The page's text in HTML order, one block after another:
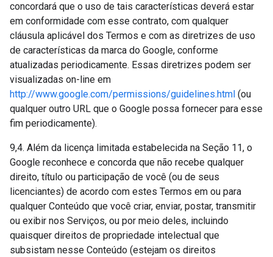
concordará que o uso de tais características deverá estar
em conformidade com esse contrato, com qualquer
cláusula aplicável dos Termos e com as diretrizes de uso
de características da marca do Google, conforme
atualizadas periodicamente. Essas diretrizes podem ser
visualizadas on-line em
http://www.google.com/permissions/guidelines.html (ou
qualquer outro URL que o Google possa fornecer para esse
fim periodicamente).
9,4. Além da licença limitada estabelecida na Seção 11, o
Google reconhece e concorda que não recebe qualquer
direito, título ou participação de você (ou de seus
licenciantes) de acordo com estes Termos em ou para
qualquer Conteúdo que você criar, enviar, postar, transmitir
ou exibir nos Serviços, ou por meio deles, incluindo
quaisquer direitos de propriedade intelectual que
subsistam nesse Conteúdo (estejam os direitos